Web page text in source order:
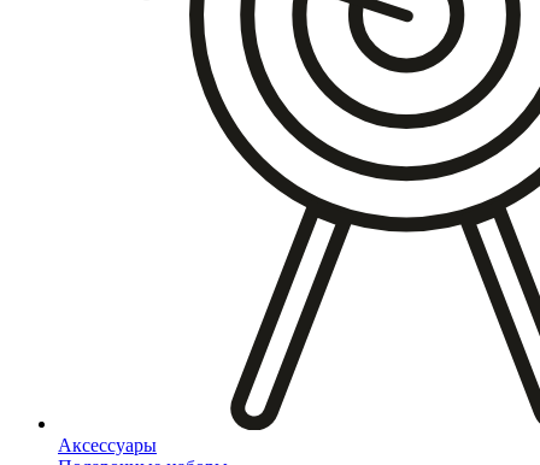
Аксессуары